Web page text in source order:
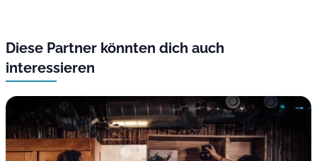
Diese Partner könnten dich auch
interessieren